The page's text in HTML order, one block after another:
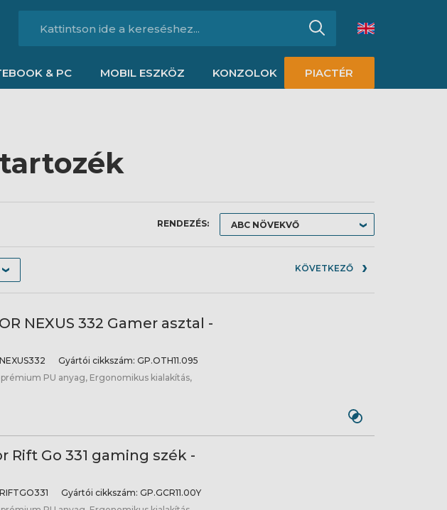
& PC MOBIL ESZKÖZ KONZOLOK PIACTÉR
RENDEZÉS:
KÖVETKEZŐ
NEXUS 332 Gamer asztal -
Gyártói cikkszám: GP.OTH11.095
prémium PU anyag, Ergonomikus kialakítás,
Rift Go 331 gaming szék -
Gyártói cikkszám: GP.GCR11.00Y